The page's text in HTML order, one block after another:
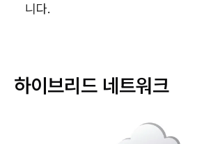
니다.
하이브리드 네트워크